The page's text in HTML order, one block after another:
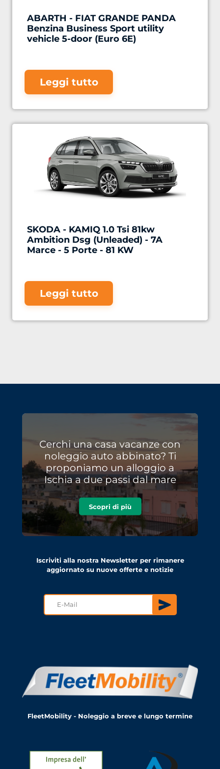
ABARTH - FIAT GRANDE PANDA
Benzina Business Sport utility
vehicle 5-door (Euro 6E)
Leggi tutto
SKODA - KAMIQ 1.0 Tsi 81kw
Ambition Dsg (Unleaded) - 7A
Marce - 5 Porte - 81 KW
Leggi tutto
Cerchi una casa vacanze con
noleggio auto abbinato? Ti
proponiamo un alloggio a
Ischia a due passi dal mare
Scopri di più
Iscriviti alla nostra Newsletter per rimanere
aggiornato su nuove offerte e notizie
FleetMobility - Noleggio a breve e lungo termine